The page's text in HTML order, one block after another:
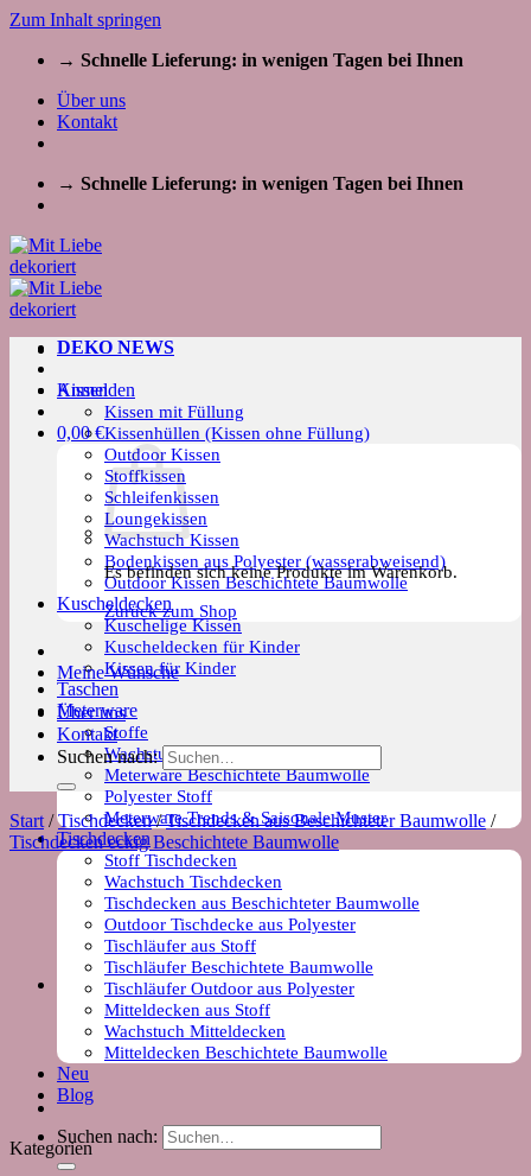
Zum Inhalt springen
→ Schnelle Lieferung: in wenigen Tagen bei Ihnen
Über uns
Kontakt
→ Schnelle Lieferung: in wenigen Tagen bei Ihnen
Kissen
Kissen mit Füllung
Kissenhüllen (Kissen ohne Füllung)
Outdoor Kissen
Stoffkissen
Schleifenkissen
Loungekissen
Wachstuch Kissen
Bodenkissen aus Polyester (wasserabweisend)
Outdoor Kissen Beschichtete Baumwolle
Kuscheldecken
Kuschelige Kissen
Kuscheldecken für Kinder
Kissen für Kinder
Taschen
Meterware
Stoffe
Wachstuch Stoff
Meterware Beschichtete Baumwolle
Polyester Stoff
Meterware Trends & Saisonale Muster
Tischdecken
Stoff Tischdecken
Wachstuch Tischdecken
Tischdecken aus Beschichteter Baumwolle
Outdoor Tischdecke aus Polyester
Tischläufer aus Stoff
Tischläufer Beschichtete Baumwolle
Tischläufer Outdoor aus Polyester
Mitteldecken aus Stoff
Wachstuch Mitteldecken
Mitteldecken Beschichtete Baumwolle
Neu
Blog
Suchen nach:
DEKO NEWS
Anmelden
0,00€
Es befinden sich keine Produkte im Warenkorb.
Zurück zum Shop
Meine Wünsche
Über uns
Kontakt
Suchen nach:
Start / Tischdecken / Tischdecken aus Beschichteter Baumwolle /
Tischdecken eckig Beschichtete Baumwolle
Kategorien